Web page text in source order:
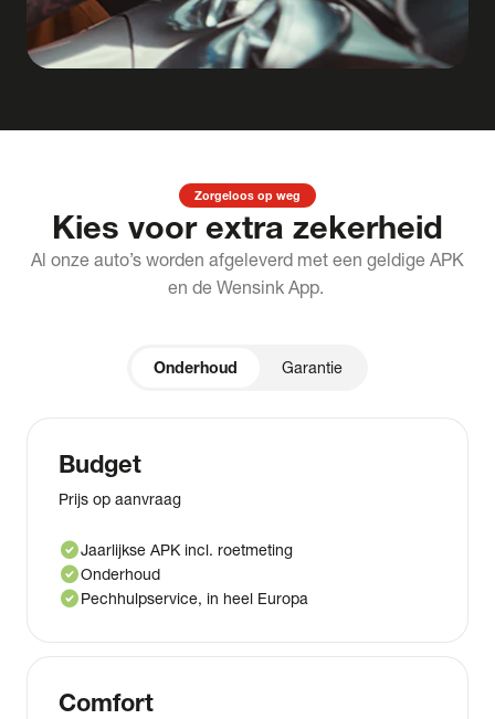
Zorgeloos op weg
Kies voor extra zekerheid
Al onze auto’s worden afgeleverd met een geldige APK
en de Wensink App.
Onderhoud Garantie
Budget
Prijs op aanvraag
check_circleJaarlijkse APK incl. roetmeting
check_circleOnderhoud
check_circlePechhulpservice, in heel Europa
Comfort